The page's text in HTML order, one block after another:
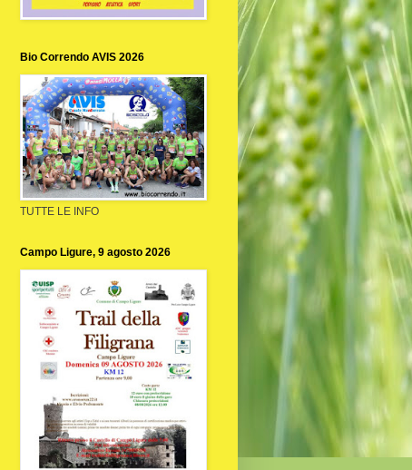
Bio Correndo AVIS 2026
TUTTE LE INFO
Campo Ligure, 9 agosto 2026